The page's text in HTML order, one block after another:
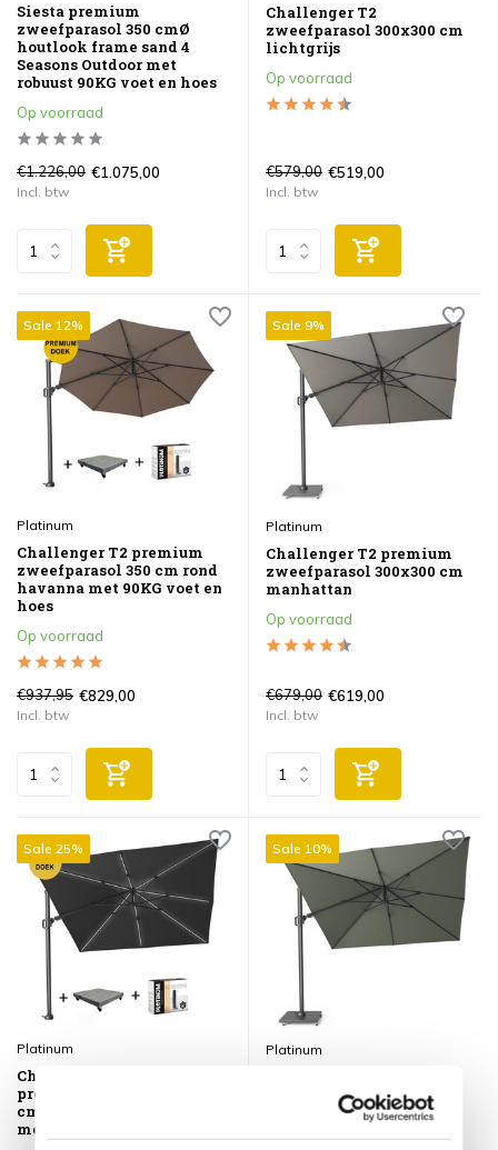
Siesta premium
zweefparasol 350 cmØ
houtlook frame sand 4
Seasons Outdoor met
robuust 90KG voet en hoes
Op voorraad
€1.226,00 €1.075,00
Incl. btw
Challenger T2
zweefparasol 300x300 cm
lichtgrijs
Op voorraad
€579,00 €519,00
Incl. btw
Sale 12%
Platinum
Challenger T2 premium
zweefparasol 350 cm rond
havanna met 90KG voet en
hoes
Op voorraad
€937,95 €829,00
Incl. btw
Sale 9%
Platinum
Challenger T2 premium
zweefparasol 300x300 cm
manhattan
Op voorraad
€679,00 €619,00
Incl. btw
Sale 25%
Platinum
Challenger T2 glow
premium parasol 300x300
cm antraciet faded black
met 90KG voet en hoes
Sale 10%
Platinum
zweefparasol 300x300 cm
Op voorraad